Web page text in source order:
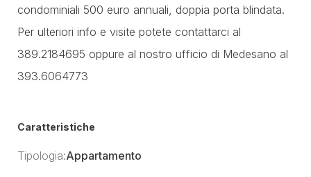
condominiali 500 euro annuali, doppia porta blindata.
Per ulteriori info e visite potete contattarci al
389.2184695 oppure al nostro ufficio di Medesano al
393.6064773
Caratteristiche
Tipologia:Appartamento